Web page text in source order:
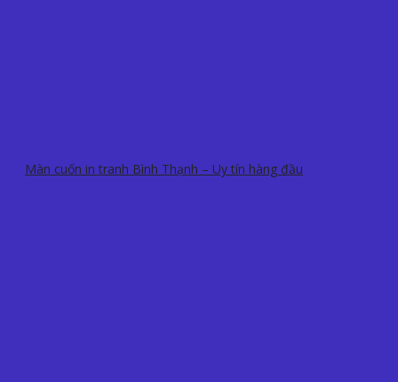
Màn cuốn in tranh Bình Thạnh – Uy tín hàng đầu